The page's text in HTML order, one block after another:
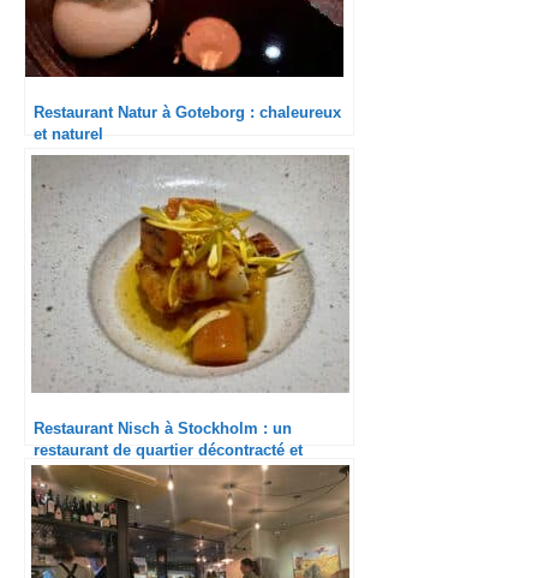
Restaurant Natur à Goteborg : chaleureux
et naturel
Restaurant Nisch à Stockholm : un
restaurant de quartier décontracté et
raffiné.